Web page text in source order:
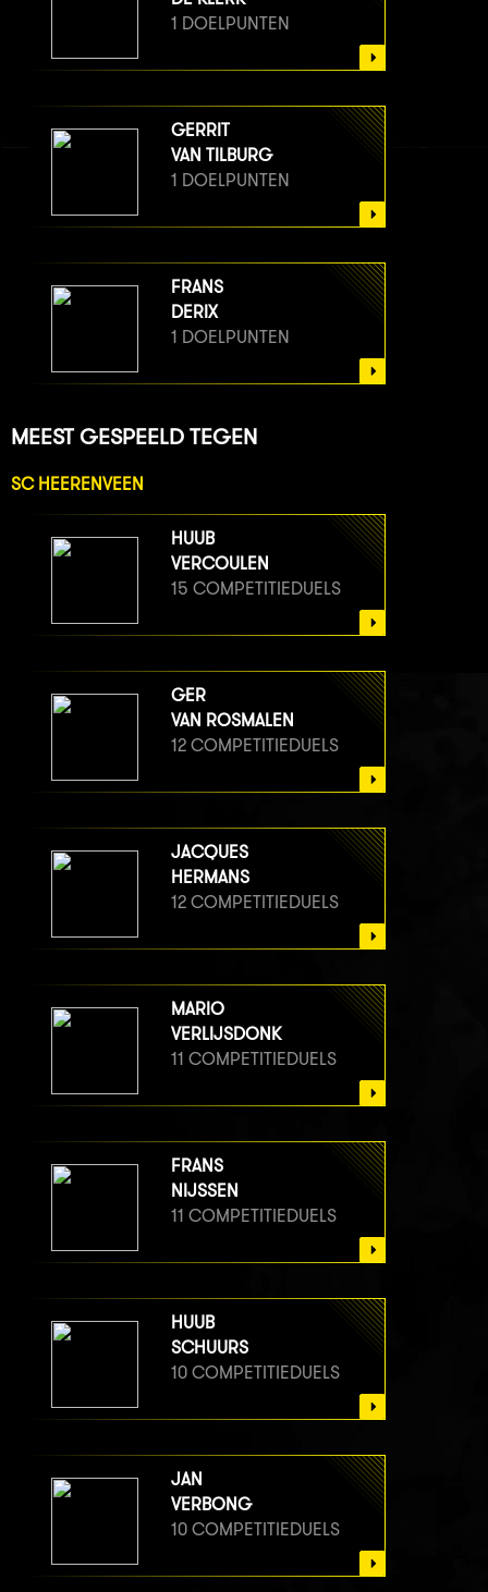
1 DOELPUNTEN
GERRIT
VAN TILBURG
1 DOELPUNTEN
FRANS
DERIX
1 DOELPUNTEN
MEEST GESPEELD TEGEN
SC HEERENVEEN
HUUB
VERCOULEN
15 COMPETITIEDUELS
GER
VAN ROSMALEN
12 COMPETITIEDUELS
JACQUES
HERMANS
12 COMPETITIEDUELS
MARIO
VERLIJSDONK
11 COMPETITIEDUELS
FRANS
NIJSSEN
11 COMPETITIEDUELS
HUUB
SCHUURS
10 COMPETITIEDUELS
JAN
VERBONG
10 COMPETITIEDUELS